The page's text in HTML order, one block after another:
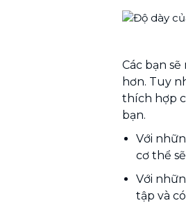
Các bạn
hơn. Tuy
thích hợp
bạn.
Với
cơ thể
Với
tập và